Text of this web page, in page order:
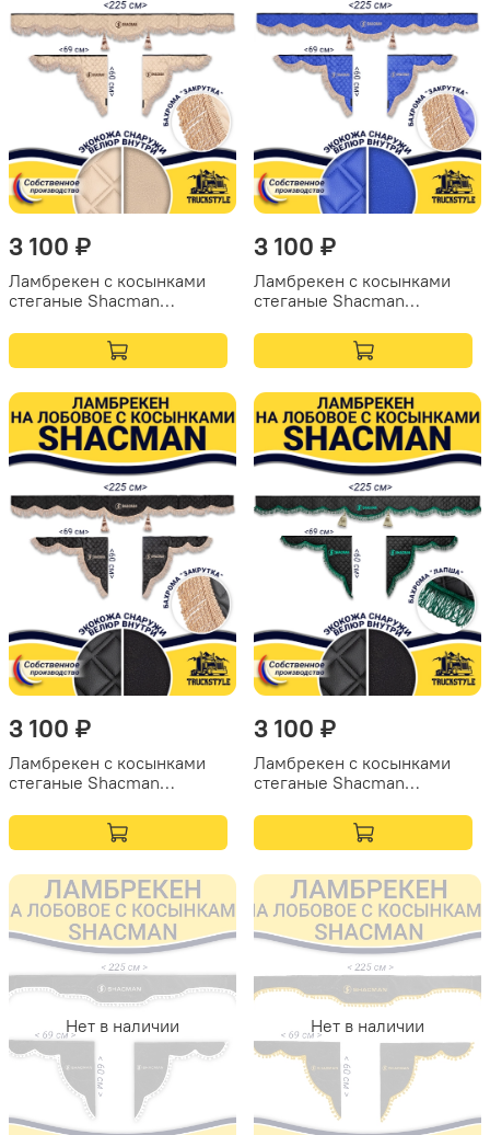
3 100 ₽
Ламбрекен с косынками
стеганые Shacman
бежевая бахрома
"закрутка")
3 100 ₽
Ламбрекен с косынками
стеганые Shacman
бахрома "закрутка")
3 100 ₽
Ламбрекен с косынками
стеганые Shacman
бахрома "закрутка")
3 100 ₽
Ламбрекен с косынками
стеганые Shacman
лапша)
Нет в наличии Нет в наличии